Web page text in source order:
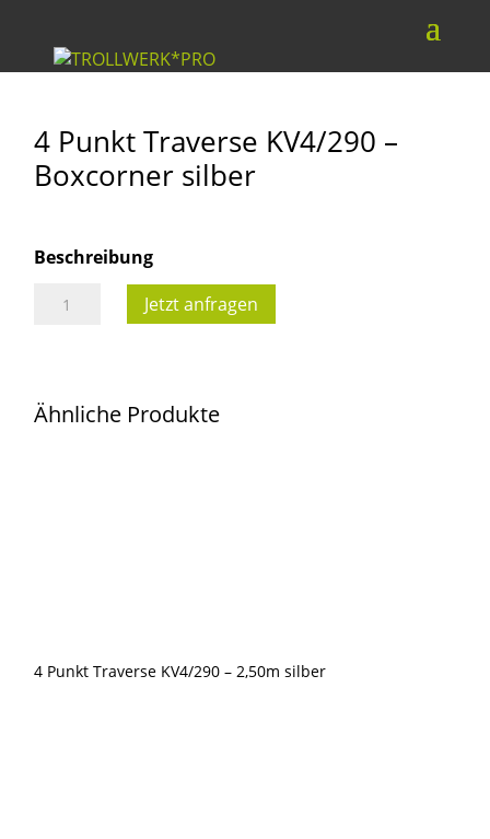
4 Punkt Traverse KV4/290 –
Boxcorner silber
Beschreibung
-
Jetzt anfragen
Ähnliche Produkte
4 Punkt Traverse KV4/290 – 2,50m silber